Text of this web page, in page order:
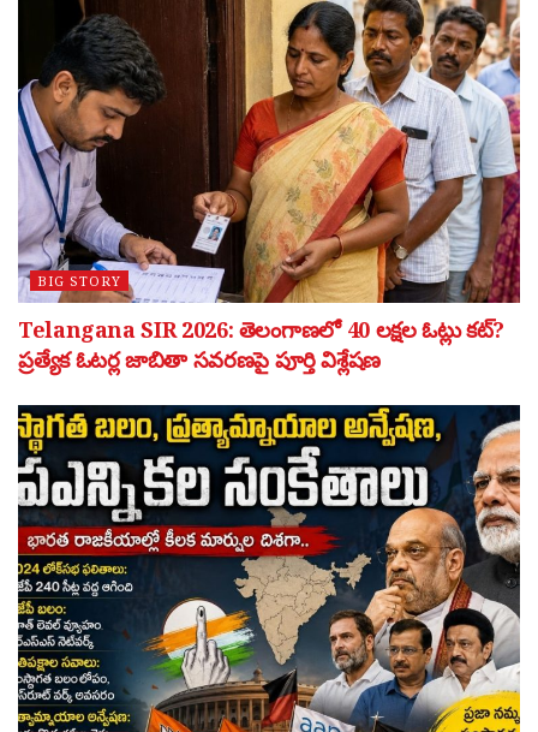
BIG STORY
Telangana SIR 2026: తెలంగాణలో 40 లక్షల ఓట్లు కట్?
ప్రత్యేక ఓటర్ల జాబితా సవరణపై పూర్తి విశ్లేషణ